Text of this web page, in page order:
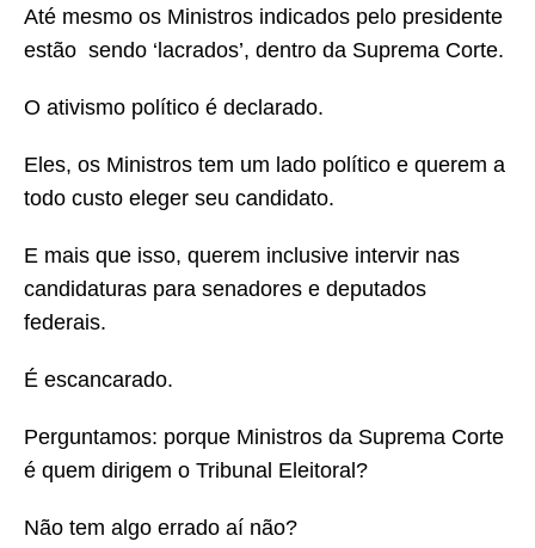
Até mesmo os Ministros indicados pelo presidente
estão sendo ‘lacrados’, dentro da Suprema Corte.
O ativismo político é declarado.
Eles, os Ministros tem um lado político e querem a
todo custo eleger seu candidato.
E mais que isso, querem inclusive intervir nas
candidaturas para senadores e deputados
federais.
É escancarado.
Perguntamos: porque Ministros da Suprema Corte
é quem dirigem o Tribunal Eleitoral?
Não tem algo errado aí não?